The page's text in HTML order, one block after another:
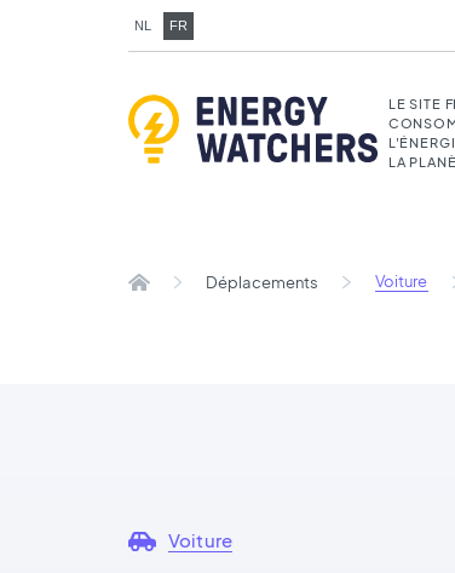
NL FR
LE SITE
LA
Déplacements Voiture
Voiture